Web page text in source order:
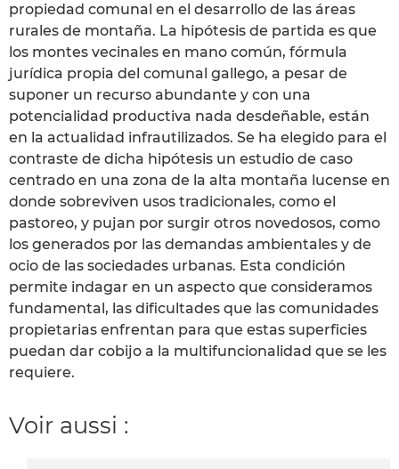
propiedad comunal en el desarrollo de las áreas
rurales de montaña. La hipótesis de partida es que
los montes vecinales en mano común, fórmula
jurídica propia del comunal gallego, a pesar de
suponer un recurso abundante y con una
potencialidad productiva nada desdeñable, están
en la actualidad infrautilizados. Se ha elegido para el
contraste de dicha hipótesis un estudio de caso
centrado en una zona de la alta montaña lucense en
donde sobreviven usos tradicionales, como el
pastoreo, y pujan por surgir otros novedosos, como
los generados por las demandas ambientales y de
ocio de las sociedades urbanas. Esta condición
permite indagar en un aspecto que consideramos
fundamental, las dificultades que las comunidades
propietarias enfrentan para que estas superficies
puedan dar cobijo a la multifuncionalidad que se les
requiere.
Voir aussi :